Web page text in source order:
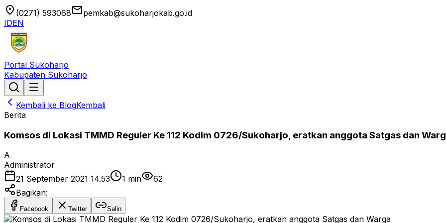
location_on (0271) 593068emailpemkab@sukoharjokab.go.id
IDEN
Portal Sukoharjo
Kabupaten Sukoharjo
Kembali ke BlogKembali
Berita
Komsos di Lokasi TMMD Reguler Ke 112 Kodim 0726/Sukoharjo, eratkan anggota Satgas dan
A
Administrator
21 September 2021 14.53
1 min
62
Bagikan:
Facebook Twitter Salin